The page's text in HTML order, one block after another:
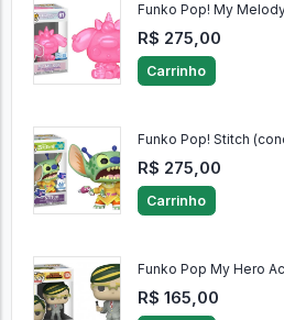
Funko Pop! My
R$ 275,00
Carrinho
Funko Pop! Stitch
R$ 275,00
Carrinho
Funko Pop My Hero
R$ 165,00